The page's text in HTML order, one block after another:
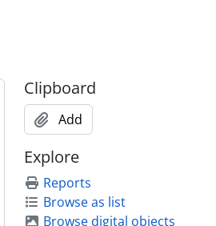
Aveiro
Aveiro
Aveiro
Aveiro
Clipboard
Add
Explore
Reports
Browse as list
Browse digital objects